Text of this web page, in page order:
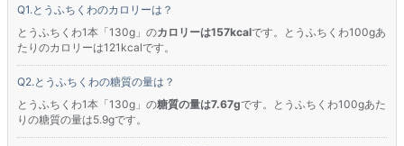
とうふちくわのカロリーは？
とうふちくわ1本「130g」のカロリーは157kcalです。とうふちくわ100gあ
たりのカロリーは121kcalです。
とうふちくわの糖質の量は？
とうふちくわ1本「130g」の糖質の量は7.67gです。とうふちくわ100gあた
りの糖質の量は5.9gです。